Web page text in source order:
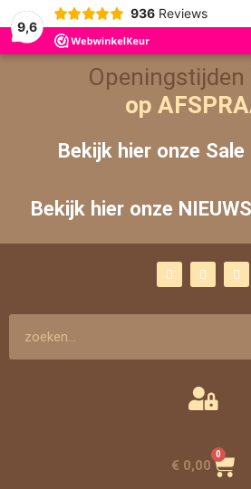
9,6
936 Reviews
Openingstijden
op
Bekijk hier onze
Bekijk hier onze
a
c
n
s
m
o
u
€ 0,00
0